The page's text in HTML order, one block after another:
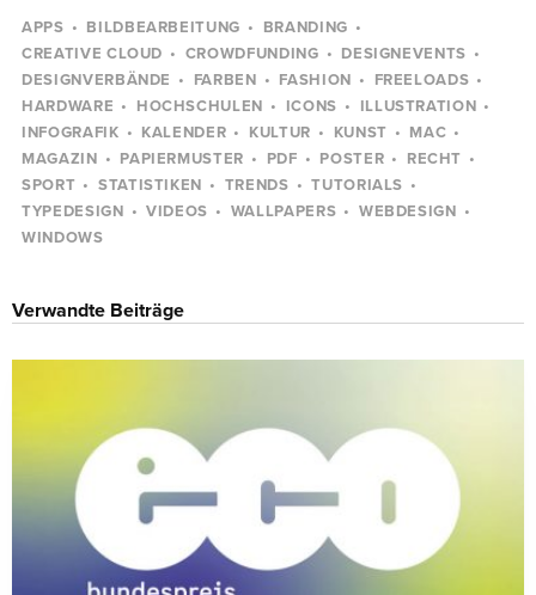
APPS BILDBEARBEITUNG
BRANDING
CREATIVE CLOUD
CROWDFUNDING
DESIGNEVENTS
DESIGNVERBÄNDE
FARBEN FASHION
FREELOADS
HARDWARE
HOCHSCHULEN ICONS
ILLUSTRATION
INFOGRAFIK
KALENDER KULTUR KUNST
MAC
MAGAZIN
PAPIERMUSTER PDF POSTER
RECHT
SPORT
STATISTIKEN TRENDS
TUTORIALS
TYPEDESIGN
VIDEOS WALLPAPERS
WEBDESIGN
WINDOWS
Verwandte Beiträge